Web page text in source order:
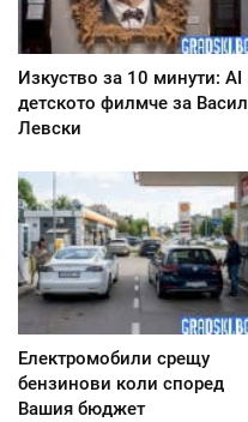
Изкуство за 10 минути: AI
детското филмче за Васил
Левски
Електромобили срещу
бензинови коли според
Вашия бюджет